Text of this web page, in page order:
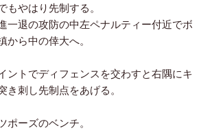
もやはり先制する。
一退の攻防の中左ペナルティー付近でボ
から中の倖大へ。
ントでディフェンスを交わすと右隅にキ
き刺し先制点をあげる。
ポーズのベンチ。